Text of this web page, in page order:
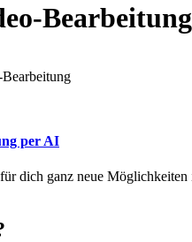
Bearbeitung
per AI